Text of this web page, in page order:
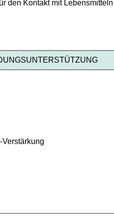
den Kontakt mit
Verstärkung